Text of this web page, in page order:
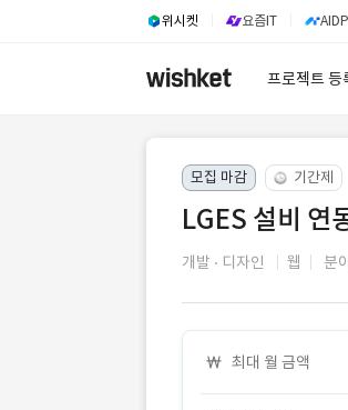
위시켓 요즘IT
프로젝트 등
모집 마감 기간제
LGES 설비 연
개발 디자인 웹 분
최대 월 금액